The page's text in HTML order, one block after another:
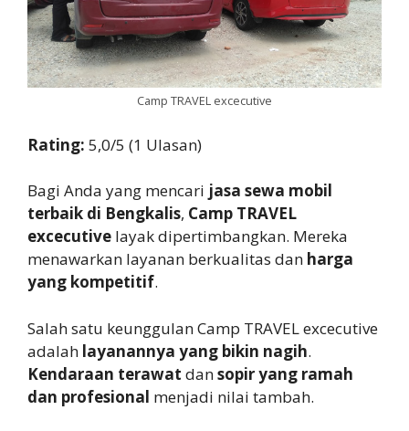
Camp TRAVEL excecutive
Rating: 5,0/5 (1 Ulasan)
Bagi Anda yang mencari jasa sewa mobil
terbaik di Bengkalis, Camp TRAVEL
excecutive layak dipertimbangkan. Mereka
menawarkan layanan berkualitas dan harga
yang kompetitif.
Salah satu keunggulan Camp TRAVEL excecutive
adalah layanannya yang bikin nagih.
Kendaraan terawat dansopir yang ramah
dan profesional menjadi nilai tambah.